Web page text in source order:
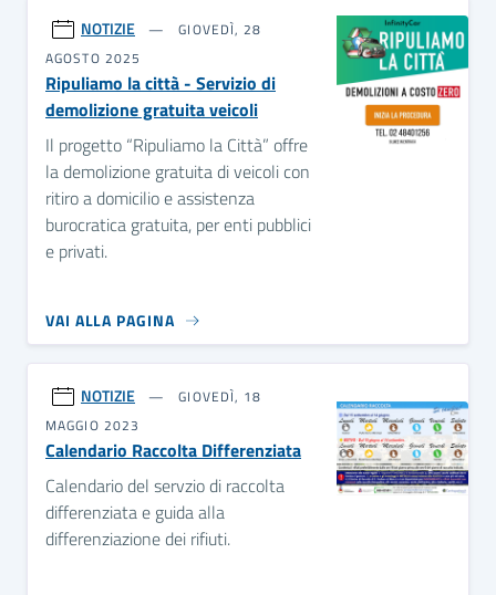
NOTIZIE
GIOVEDÌ, 28
AGOSTO 2025
Ripuliamo la città - Servizio di
demolizione gratuita veicoli
Il progetto “Ripuliamo la Città” offre
la demolizione gratuita di veicoli con
ritiro a domicilio e assistenza
burocratica gratuita, per enti pubblici
e privati.
VAI ALLA PAGINA
NOTIZIE
GIOVEDÌ, 18
MAGGIO 2023
Calendario Raccolta Differenziata
Calendario del servzio di raccolta
differenziata e guida alla
differenziazione dei rifiuti.